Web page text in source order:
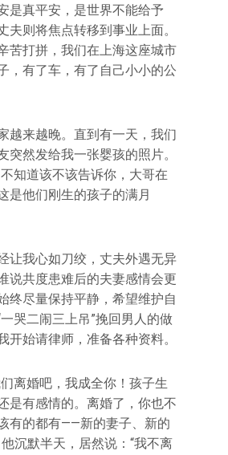
是真平安，是世界不能给予
夫则将焦点转移到事业上面。
苦打拼，我们在上海这座城市
，有了车，有了自己小小的公
越来越晚。直到有一天，我们
突然发给我一张婴孩的照片。
知道该不该告诉你，大哥在
是他们刚生的孩子的满月
让我心如刀绞，丈夫外遇无异
说共度患难后的夫妻感情会更
终尽量保持平静，希望维护自
哭二闹三上吊”挽回男人的做
开始请律师，准备各种资料。
离婚吧，我成全你！孩子生
是有感情的。离婚了，你也不
有的都有——新的妻子、新的
沉默半天，居然说：“我不离